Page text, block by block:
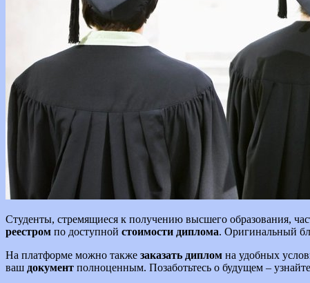
Студенты, стремящиеся к получению высшего образования,
реестром по доступной стоимости диплома. Оригинальный
На платформе можно также заказать диплом на удобных
ваш документ полноценным. Позаботьтесь о будущем – узнайте